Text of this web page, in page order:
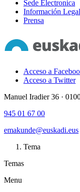
Sede Electronica
Información Legal
Prensa
Acceso a
Acceso a Twitter
Manuel Iradier 36 ·
945 01 67 00
emakunde@euskadi.eus
Tema
Temas
Menu